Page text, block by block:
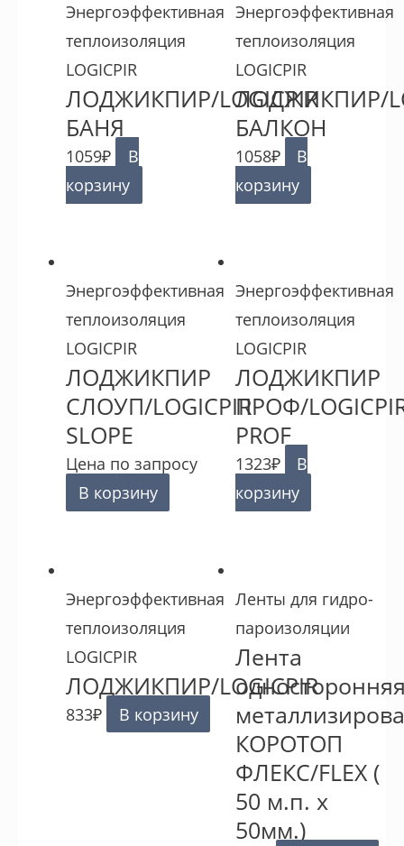
Энергоэффективная
теплоизоляция
LOGICPIR
ЛОДЖИКПИР/LOGICPIR
БАНЯ
1059₽
В
корзину
Энергоэффективная
теплоизоляция
LOGICPIR
ЛОДЖИКПИР/
БАЛКОН
1058₽
В
корзину
Энергоэффективная
теплоизоляция
LOGICPIR
ЛОДЖИКПИР
СЛОУП/LOGICPIR
SLOPE
Цена по запросу
В корзину
Энергоэффективная
теплоизоляция
LOGICPIR
ЛОДЖИКПИР
ПРОФ/
PROF
1323₽
В
корзину
Энергоэффективная
теплоизоляция
LOGICPIR
ЛОДЖИКПИР/LOGICPIR
833₽ В корзину
Ленты для гидро-
пароизоляции
Лента
КОРОТОП
ФЛЕКС/FLEX (
50 м.п. х
50мм.)